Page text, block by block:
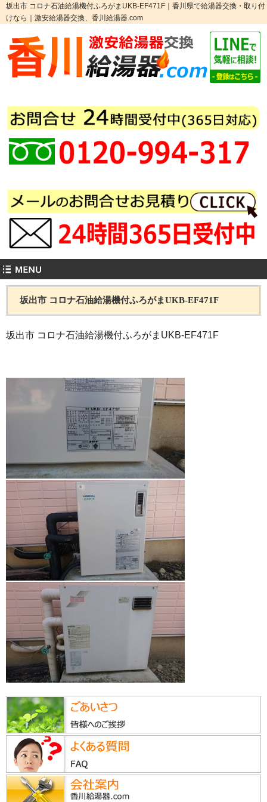
坂出市 コロナ石油給湯機付ふろがまUKB-EF471F｜香川県で給湯器交換・取り付
けなら｜激安給湯器交換、香川給湯器.com
坂出市 コロナ石油給湯機付ふろがまUKB-EF471F
坂出市 コロナ石油給湯機付ふろがまUKB-EF471F